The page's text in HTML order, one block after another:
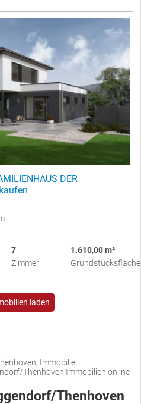
DER
7
Zimmer
1.610,00 m²
Grundstücksfläche
laden
Immobilie
Thenhoven Immobilien online
Thenhoven